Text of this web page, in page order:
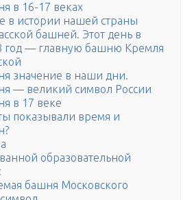
в 16-17 веках
в истории нашей страны
башней. Этот день в
год — главную башню Кремля
значение в наши дни.
— великий символ России
в 17 веке
показывали время и
образовательной
башня Московского